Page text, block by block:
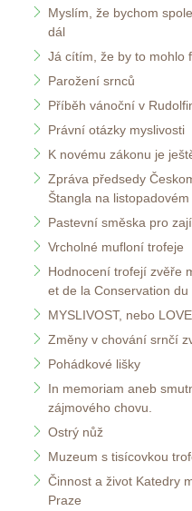
Myslím, že bychom
dál
Já cítím, že by to mohlo
Parožení srnců
Příběh vánoční v
Právní otázky myslivosti
K novému zákonu je
Zpráva předsedy
Štangla na
Pastevní směska pro
Vrcholné mufloní trofeje
Hodnocení trofejí zvěře
et de la Conservation du
MYSLIVOST, nebo
Změny v chování srnčí
Pohádkové lišky
In memoriam aneb
zájmového chovu.
Ostrý nůž
Muzeum s tisícovkou
Činnost a život Katedry
Praze